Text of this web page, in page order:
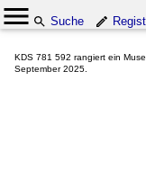
Suche
KDS 781 592 rangiert ein
September 2025.